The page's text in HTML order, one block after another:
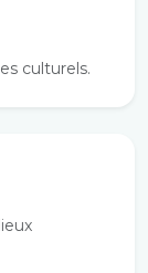
culturels.